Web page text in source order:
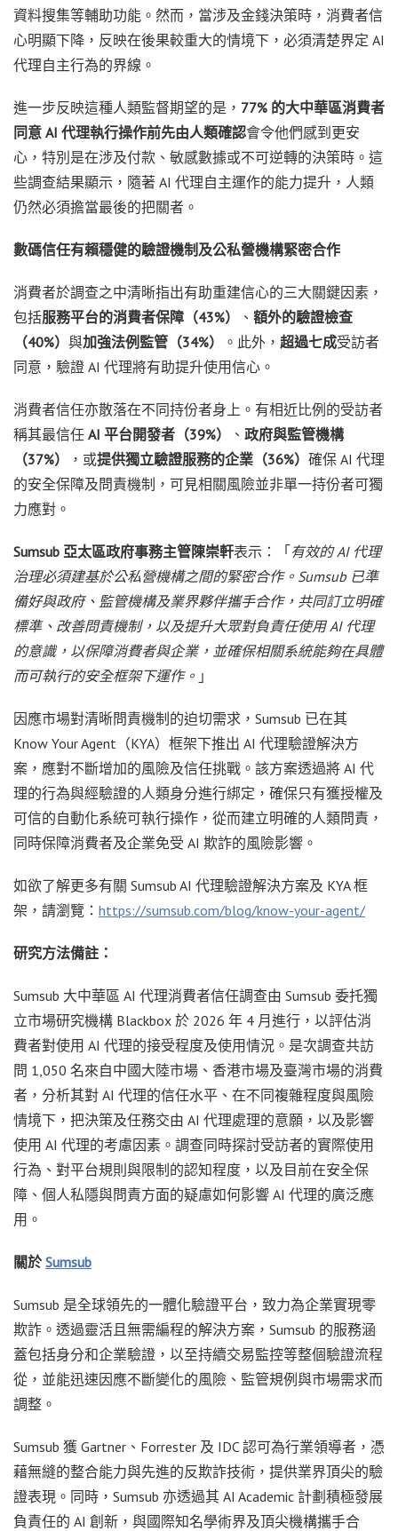
資料搜集等輔助功能。然而，當涉及金錢決策時，消費者信
心明顯下降，反映在後果較重大的情境下，必須清楚界定 AI
代理自主行為的界線。
進一步反映這種人類監督期望的是， 77% 的大中華區消費者
同意 AI 代理執行操作前先由人類確認會令他們感到更安
心，特別是在涉及付款、敏感數據或不可逆轉的決策時。這
些調查結果顯示，隨著 AI 代理自主運作的能力提升，人類
仍然必須擔當最後的把關者。
數碼信任有賴穩健的驗證機制及公私營機構緊密合作
消費者於調查之中清晰指出有助重建信心的三大關鍵因素，
包括服務平台的消費者保障（43%） 、 額外的驗證檢查
（40%） 與加強法例監管（34%） 。此外， 超過七成受訪者
同意，驗證 AI 代理將有助提升使用信心。
消費者信任亦散落在不同持份者身上。有相近比例的受訪者
稱其最信任 AI 平台開發者（39%） 、 政府與監管機構
（37%）
，或提供獨立驗證服務的企業（36%） 確保 AI 代理
的安全保障及問責機制，可見相關風險並非單一持份者可獨
力應對。
Sumsub 亞太區政府事務主管陳崇軒表示：「有效的 AI 代理
治理必須建基於公私營機構之間的緊密合作。Sumsub 已準
備好與政府、監管機構及業界夥伴攜手合作，共同訂立明確
標準、改善問責機制，以及提升大眾對負責任使用 AI 代理
的意識，以保障消費者與企業，並確保相關系統能夠在具體
而可執行的安全框架下運作。 」
因應市場對清晰問責機制的迫切需求，Sumsub 已在其
Know Your Agent（KYA）框架下推出 AI 代理驗證解決方
案，應對不斷增加的風險及信任挑戰。該方案透過將 AI 代
理的行為與經驗證的人類身分進行綁定，確保只有獲授權及
可信的自動化系統可執行操作，從而建立明確的人類問責，
同時保障消費者及企業免受 AI 欺詐的風險影響。
如欲了解更多有關 Sumsub AI 代理驗證解決方案及 KYA 框
架，請瀏覽： https://sumsub.com/blog/know-your-agent/
研究方法備註：
Sumsub 大中華區 AI 代理消費者信任調查由 Sumsub 委托獨
立市場研究機構 Blackbox 於 2026 年 4 月進行，以評估消
費者對使用 AI 代理的接受程度及使用情況。是次調查共訪
問 1,050 名來自中國大陸市場、香港市場及臺灣市場的消費
者，分析其對 AI 代理的信任水平、在不同複雜程度與風險
情境下，把決策及任務交由 AI 代理處理的意願，以及影響
使用 AI 代理的考慮因素。調查同時探討受訪者的實際使用
行為、對平台規則與限制的認知程度，以及目前在安全保
障、個人私隱與問責方面的疑慮如何影響 AI 代理的廣泛應
用。
關於 Sumsub
Sumsub 是全球領先的一體化驗證平台，致力為企業實現零
欺詐。透過靈活且無需編程的解決方案，Sumsub 的服務涵
蓋包括身分和企業驗證，以至持續交易監控等整個驗證流程
從，並能迅速因應不斷變化的風險、監管規例與市場需求而
調整。
Sumsub 獲 Gartner、Forrester 及 IDC 認可為行業領導者，憑
藉無縫的整合能力與先進的反欺詐技術，提供業界頂尖的驗
證表現。同時，Sumsub 亦透過其 AI Academic 計劃積極發展
負責任的 AI 創新，與國際知名學術界及頂尖機構攜手合